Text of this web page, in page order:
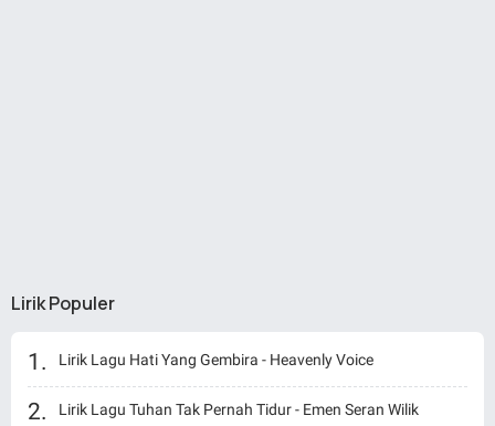
Lirik Populer
Lirik Lagu Hati Yang Gembira - Heavenly Voice
Lirik Lagu Tuhan Tak Pernah Tidur - Emen Seran Wilik